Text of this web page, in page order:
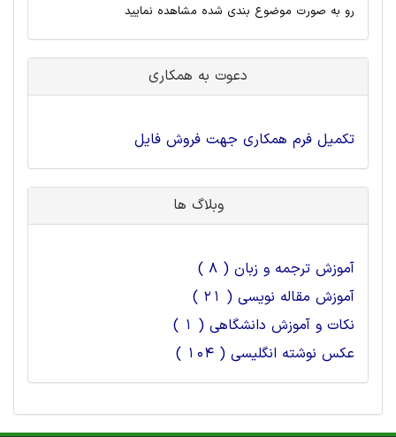
رو به صورت موضوع بندی شده مشاهده نمایید
دعوت به همکاری
تکمیل فرم همکاری جهت فروش فایل
وبلاگ ها
آموزش ترجمه و زبان ( 8 )
آموزش مقاله نویسی ( 21 )
نکات و آموزش دانشگاهی ( 1 )
عکس نوشته انگلیسی ( 104 )